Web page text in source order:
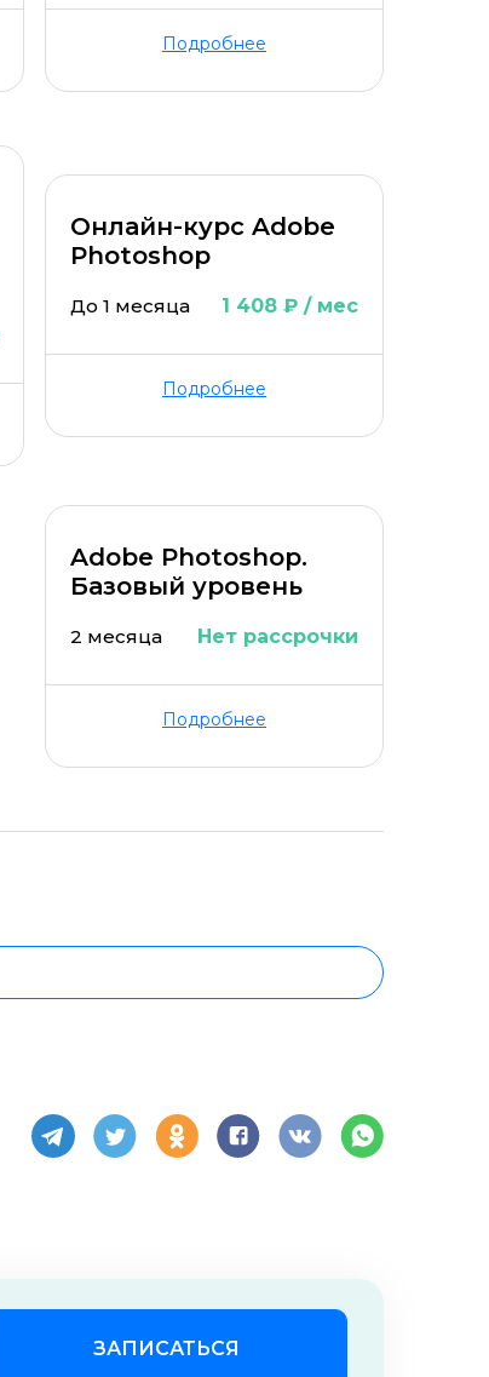
Подробнее
Онлайн-курс Adobe
Photoshop
До 1 месяца 1 408 ₽ / мес
Подробнее
Adobe Photoshop.
Базовый уровень
2 месяца Нет рассрочки
Подробнее
ЗАПИСАТЬСЯ